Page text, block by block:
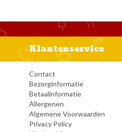
Klantenservice
Contact
Bezorginformatie
Betaalinformatie
Allergenen
Algemene Voorwaarden
Privacy Policy